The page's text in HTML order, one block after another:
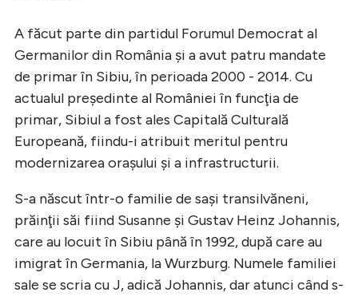
A făcut parte din partidul Forumul Democrat al
Germanilor din România şi a avut patru mandate
de primar în Sibiu, în perioada 2000 - 2014. Cu
actualul preşedinte al României în funcţia de
primar, Sibiul a fost ales Capitală Culturală
Europeană, fiindu-i atribuit meritul pentru
modernizarea oraşului şi a infrastructurii.
S-a născut într-o familie de saşi transilvăneni,
prăinţii săi fiind Susanne și Gustav Heinz Johannis,
care au locuit în Sibiu până în 1992, după care au
imigrat în Germania, la Wurzburg. Numele familiei
sale se scria cu J, adică Johannis, dar atunci când s-